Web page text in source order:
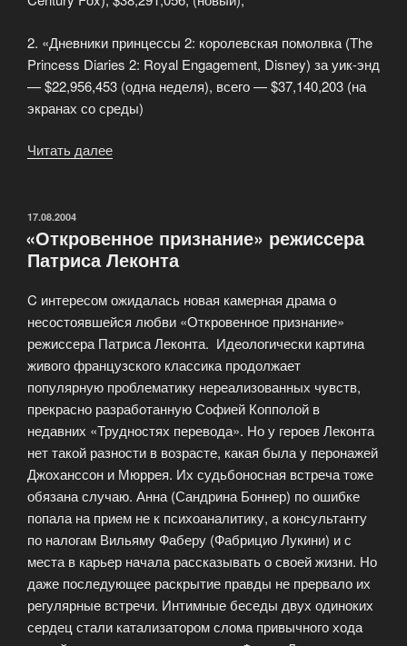
2. «Дневники принцессы 2: королевская помолвка (The
Princess Diaries 2: Royal Engagement, Disney) за уик-энд
— $22,956,453 (одна неделя), всего — $37,140,203 (на
экранах со среды)
Читать далее
15
августа»
ОПУБЛИКОВАНО
17.08.2004
«Откровенное признание» режиссера
Патриса Леконта
C интересом ожидалась новая камерная драма о
несостоявшейся любви «Откровенное признание»
режиссера Патриса Леконта. Идеологически картина
живого французского классика продолжает
популярную проблематику нереализованных чувств,
прекрасно разработанную Софией Копполой в
недавних «Трудностях перевода». Но у героев Леконта
нет такой разности в возрасте, какая была у перонажей
Джоханссон и Мюррея. Их судьбоносная встреча тоже
обязана случаю. Анна (Сандрина Боннер) по ошибке
попала на прием не к психоаналитику, а консультанту
по налогам Вильяму Фаберу (Фабрицио Лукини) и с
места в карьер начала рассказывать о своей жизни. Но
даже последующее раскрытие правды не прервало их
регулярные встречи. Интимные беседы двух одиноких
сердец стали катализатором слома привычного хода